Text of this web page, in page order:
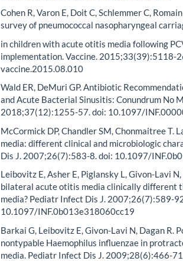
Cohen R, Varon E, Doit C, Schlemmer C,
survey of pneumococcal nasopharyngeal
in children with acute otitis media following
implementation. Vaccine. 2015;33(39):5118-
vaccine.2015.08.010
Wald ER, DeMuri GP. Antibiotic
and Acute Bacterial Sinusitis: Conundrum No
2018;37(12):1255-57. doi: 10.1097/
McCormick DP, Chandler SM, Chonmaitree T.
media: different clinical and microbiologic
Dis J. 2007;26(7):583-8. doi: 10.1097/
Leibovitz E, Asher E, Piglansky L, Givon-Lavi N,
bilateral acute otitis media clinically different
media? Pediatr Infect Dis J. 2007;26(7):589-
10.1097/INF.0b013e318060cc19
Barkai G, Leibovitz E, Givon-Lavi N, Dagan R.
nontypable Haemophilus influenzae in
media. Pediatr Infect Dis J. 2009;28(6):466-